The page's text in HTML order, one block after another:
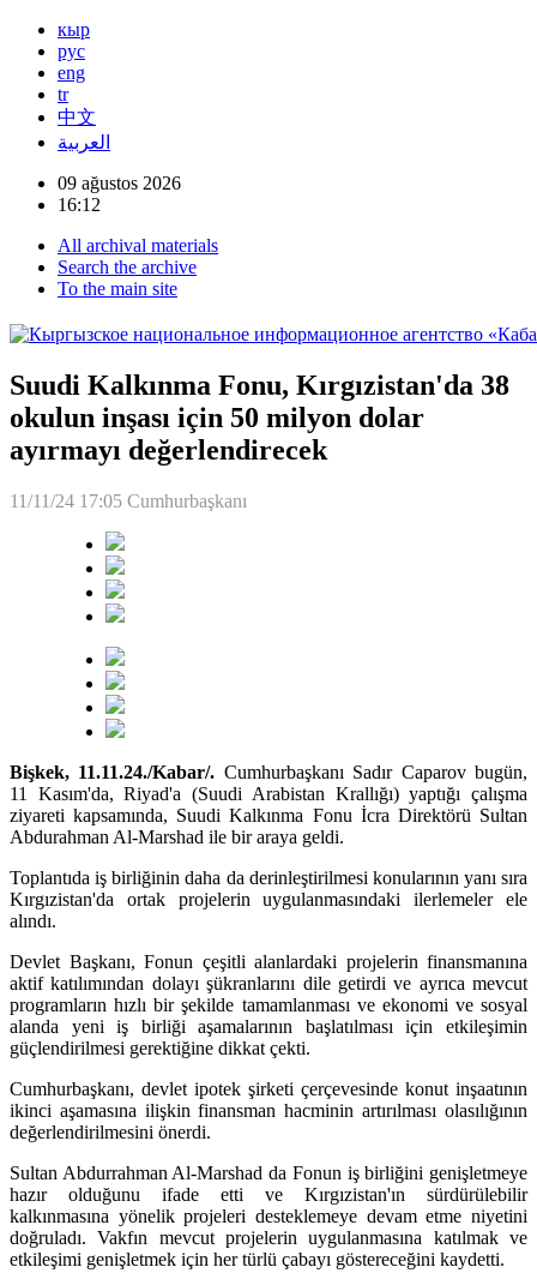
кыр
рус
eng
tr
中文
العربية
09 ağustos 2026
16:12
All archival materials
Search the archive
To the main site
Suudi Kalkınma Fonu, Kırgızistan'da 38
okulun inşası için 50 milyon dolar
ayırmayı değerlendirecek
11/11/24 17:05 Cumhurbaşkanı
Bişkek, 11.11.24./Kabar/. Cumhurbaşkanı Sadır Caparov bugün,
11 Kasım'da, Riyad'a (Suudi Arabistan Krallığı) yaptığı çalışma
ziyareti kapsamında, Suudi Kalkınma Fonu İcra Direktörü Sultan
Abdurahman Al-Marshad ile bir araya geldi.
Toplantıda iş birliğinin daha da derinleştirilmesi konularının yanı sıra
Kırgızistan'da ortak projelerin uygulanmasındaki ilerlemeler ele
alındı.
Devlet Başkanı, Fonun çeşitli alanlardaki projelerin finansmanına
aktif katılımından dolayı şükranlarını dile getirdi ve ayrıca mevcut
programların hızlı bir şekilde tamamlanması ve ekonomi ve sosyal
alanda yeni iş birliği aşamalarının başlatılması için etkileşimin
güçlendirilmesi gerektiğine dikkat çekti.
Cumhurbaşkanı, devlet ipotek şirketi çerçevesinde konut inşaatının
ikinci aşamasına ilişkin finansman hacminin artırılması olasılığının
değerlendirilmesini önerdi.
Sultan Abdurrahman Al-Marshad da Fonun iş birliğini genişletmeye
hazır olduğunu ifade etti ve Kırgızistan'ın sürdürülebilir
kalkınmasına yönelik projeleri desteklemeye devam etme niyetini
doğruladı. Vakfın mevcut projelerin uygulanmasına katılmak ve
etkileşimi genişletmek için her türlü çabayı göstereceğini kaydetti.